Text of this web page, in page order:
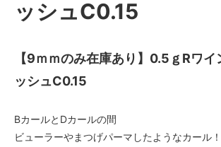
ッシュC0.15
【9ｍｍのみ在庫あり】0.5ｇRワ
ッシュC0.15
BカールとDカールの間
ビューラーやまつげパーマしたようなカール！